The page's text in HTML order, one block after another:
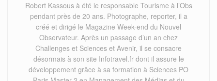
Robert Kassous à été le responsable Tourisme à l’Obs
pendant près de 20 ans. Photographe, reporter, il a
créé et dirigé le Magazine Week-end du Nouvel
Observateur. Après un passage d’un an chez
Challenges et Sciences et Avenir, il se consacre
désormais à son site Infotravel.fr dont il assure le
développement grâce à sa formation à Sciences PO